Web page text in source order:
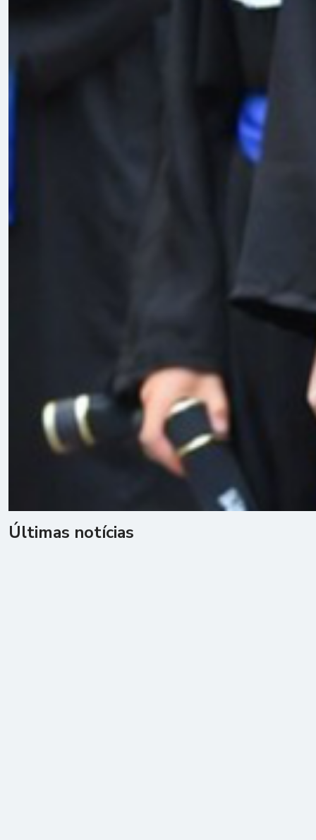
Últimas notícias